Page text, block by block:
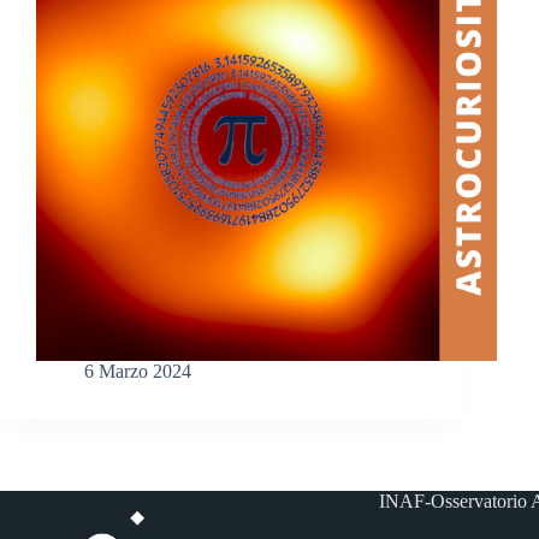
6 Marzo 2024
INAF-Osservatorio